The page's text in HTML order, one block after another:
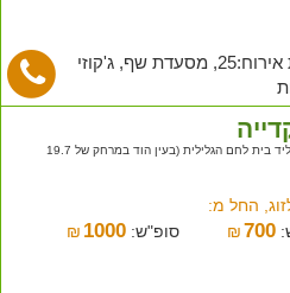
יחידות אירוח:25, מסעדת שף, ג'קוזי
צימרים ליד בית לחם הגלילית (בעין הוד במרחק של 19.7
החל מ:
₪700 סופ"ש: ₪ 1000